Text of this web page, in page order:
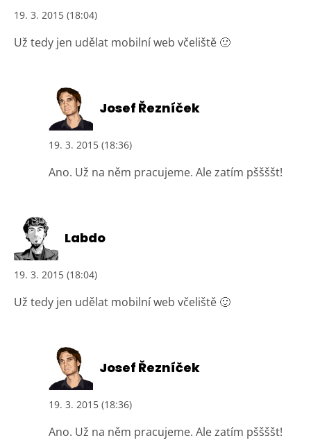
19. 3. 2015 (18:04)
Už tedy jen udělat mobilní web včeliště 🙂
Josef Řezníček
19. 3. 2015 (18:36)
Ano. Už na něm pracujeme. Ale zatím pššššt!
Labdo
19. 3. 2015 (18:04)
Už tedy jen udělat mobilní web včeliště 🙂
Josef Řezníček
19. 3. 2015 (18:36)
Ano. Už na něm pracujeme. Ale zatím pššššt!